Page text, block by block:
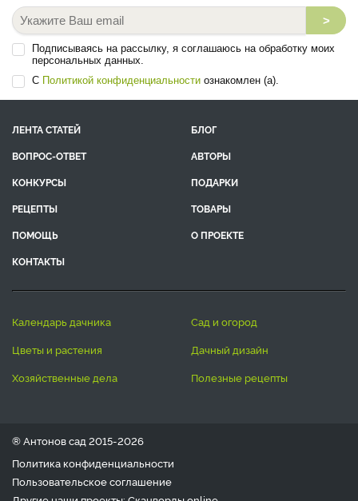
>
Подписываясь на рассылку, я соглашаюсь на обработку моих
персональных данных.
С Политикой конфиденциальности ознакомлен (а).
ЛЕНТА СТАТЕЙ
БЛОГ
ВОПРОС-ОТВЕТ
АВТОРЫ
КОНКУРСЫ
ПОДАРКИ
РЕЦЕПТЫ
ТОВАРЫ
ПОМОЩЬ
О ПРОЕКТЕ
КОНТАКТЫ
календарь дачника
сад и огород
цветы и растения
дачный дизайн
хозяйственные дела
полезные рецепты
® Антонов сад 2015-2026
Политика конфиденциальности
Пользовательское соглашение